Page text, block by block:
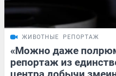
ЖИВОТНЫЕ РЕПОРТАЖ
«Можно даже
репортаж из